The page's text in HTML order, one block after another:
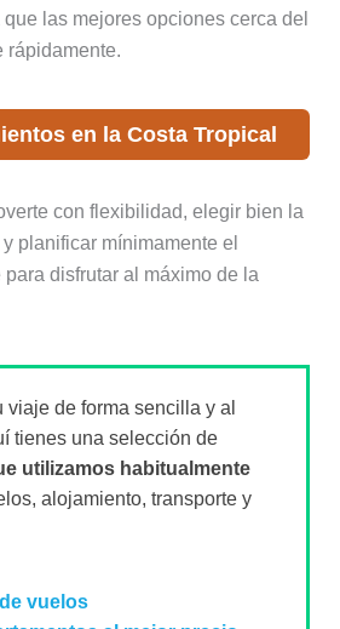
las mejores opciones cerca del
rápidamente.
en la Costa Tropical
con flexibilidad, elegir bien la
planificar mínimamente el
disfrutar al máximo de la
viaje de forma sencilla y al
tienes una selección de
utilizamos habitualmente
alojamiento, transporte y
vuelos